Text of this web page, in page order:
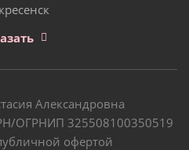
Александровна
ОГРНИП 325508100350519
офертой